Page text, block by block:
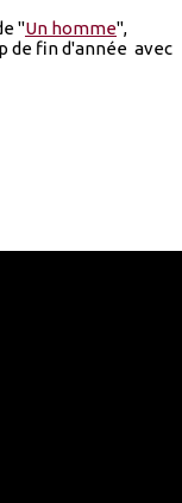
"Un homme",
de fin d'année avec